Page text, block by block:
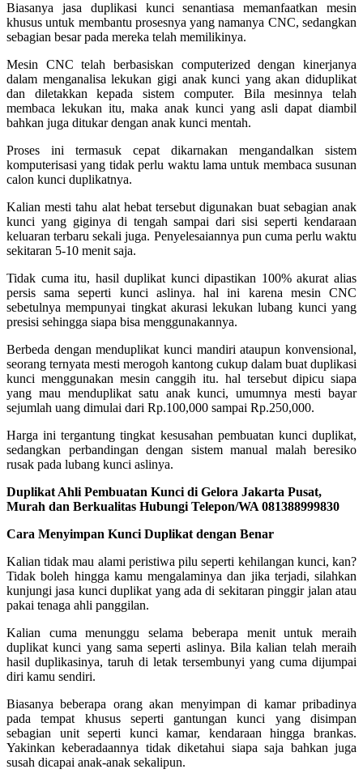
Biasanya jasa duplikasi kunci senantiasa memanfaatkan mesin
khusus untuk membantu prosesnya yang namanya CNC, sedangkan
sebagian besar pada mereka telah memilikinya.
Mesin CNC telah berbasiskan computerized dengan kinerjanya
dalam menganalisa lekukan gigi anak kunci yang akan diduplikat
dan diletakkan kepada sistem computer. Bila mesinnya telah
membaca lekukan itu, maka anak kunci yang asli dapat diambil
bahkan juga ditukar dengan anak kunci mentah.
Proses ini termasuk cepat dikarnakan mengandalkan sistem
komputerisasi yang tidak perlu waktu lama untuk membaca susunan
calon kunci duplikatnya.
Kalian mesti tahu alat hebat tersebut digunakan buat sebagian anak
kunci yang giginya di tengah sampai dari sisi seperti kendaraan
keluaran terbaru sekali juga. Penyelesaiannya pun cuma perlu waktu
sekitaran 5-10 menit saja.
Tidak cuma itu, hasil duplikat kunci dipastikan 100% akurat alias
persis sama seperti kunci aslinya. hal ini karena mesin CNC
sebetulnya mempunyai tingkat akurasi lekukan lubang kunci yang
presisi sehingga siapa bisa menggunakannya.
Berbeda dengan menduplikat kunci mandiri ataupun konvensional,
seorang ternyata mesti merogoh kantong cukup dalam buat duplikasi
kunci menggunakan mesin canggih itu. hal tersebut dipicu siapa
yang mau menduplikat satu anak kunci, umumnya mesti bayar
sejumlah uang dimulai dari Rp.100,000 sampai Rp.250,000.
Harga ini tergantung tingkat kesusahan pembuatan kunci duplikat,
sedangkan perbandingan dengan sistem manual malah beresiko
rusak pada lubang kunci aslinya.
Duplikat Ahli Pembuatan Kunci di Gelora Jakarta Pusat,
Murah dan Berkualitas Hubungi Telepon/WA 081388999830
Cara Menyimpan Kunci Duplikat dengan Benar
Kalian tidak mau alami peristiwa pilu seperti kehilangan kunci, kan?
Tidak boleh hingga kamu mengalaminya dan jika terjadi, silahkan
kunjungi jasa kunci duplikat yang ada di sekitaran pinggir jalan atau
pakai tenaga ahli panggilan.
Kalian cuma menunggu selama beberapa menit untuk meraih
duplikat kunci yang sama seperti aslinya. Bila kalian telah meraih
hasil duplikasinya, taruh di letak tersembunyi yang cuma dijumpai
diri kamu sendiri.
Biasanya beberapa orang akan menyimpan di kamar pribadinya
pada tempat khusus seperti gantungan kunci yang disimpan
sebagian unit seperti kunci kamar, kendaraan hingga brankas.
Yakinkan keberadaannya tidak diketahui siapa saja bahkan juga
susah dicapai anak-anak sekalipun.